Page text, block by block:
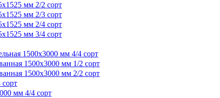
мм 2/2 сорт
мм 2/3 сорт
мм 2/4 сорт
мм 3/4 сорт
1500х3000 мм 4/4 сорт
1500х3000 мм 1/2 сорт
1500х3000 мм 2/2 сорт
мм 4/4 сорт